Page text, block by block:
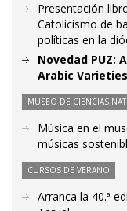
Presentación
Catolicismo de
políticas en la
Novedad PUZ:
Arabic Varieties
MUSEO DE CIENCIAS
Música en el
músicas
CURSOS DE VERANO
Arranca la 40.ª